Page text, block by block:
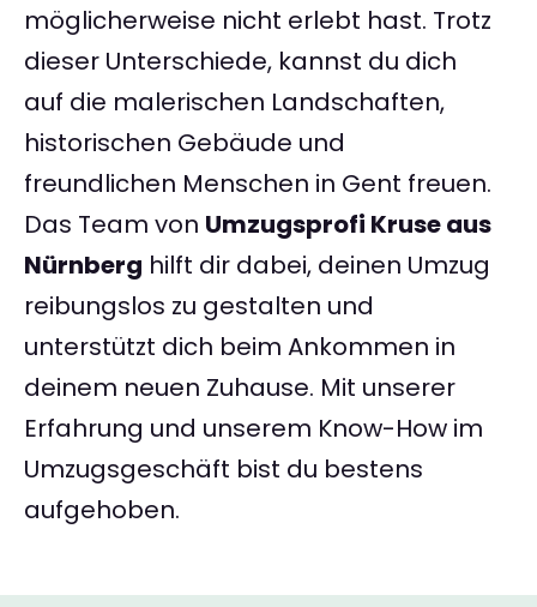
möglicherweise nicht erlebt hast. Trotz
dieser Unterschiede, kannst du dich
auf die malerischen Landschaften,
historischen Gebäude und
freundlichen Menschen in Gent freuen.
Das Team von Umzugsprofi Kruse aus
Nürnberg hilft dir dabei, deinen Umzug
reibungslos zu gestalten und
unterstützt dich beim Ankommen in
deinem neuen Zuhause. Mit unserer
Erfahrung und unserem Know-How im
Umzugsgeschäft bist du bestens
aufgehoben.